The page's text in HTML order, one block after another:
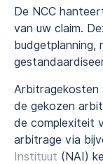
De NCC
van uw claim.
budgetplanning,
Arbitragekosten
de gekozen
de complexiteit
arbitrage via
Instituut (NAI)